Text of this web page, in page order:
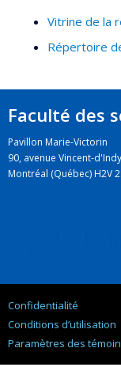
Vitrine de la
Répertoire
Faculté des
Pavillon Marie-Victorin
90, avenue Vincent-d'Indy
Montréal (Québec) H2V
Confidentialité
Conditions d’utilisation
Paramètres des